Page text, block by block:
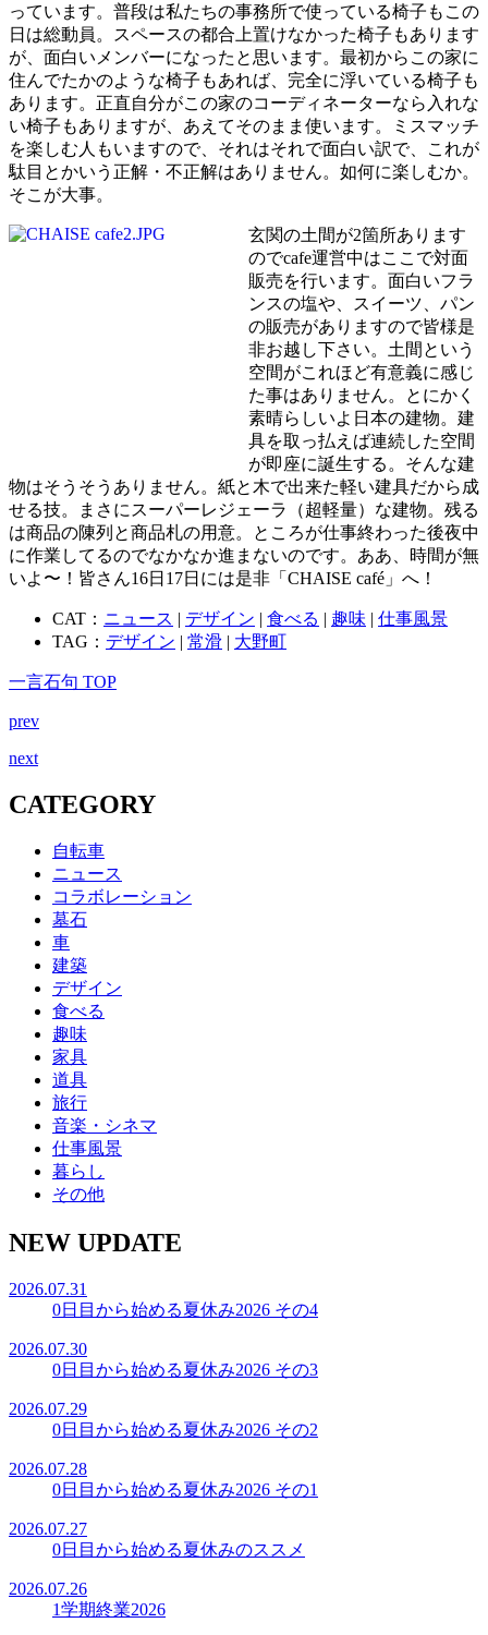
っています。普段は私たちの事務所で使っている椅子もこの
日は総動員。スペースの都合上置けなかった椅子もあります
が、面白いメンバーになったと思います。最初からこの家に
住んでたかのような椅子もあれば、完全に浮いている椅子も
あります。正直自分がこの家のコーディネーターなら入れな
い椅子もありますが、あえてそのまま使います。ミスマッチ
を楽しむ人もいますので、それはそれで面白い訳で、これが
駄目とかいう正解・不正解はありません。如何に楽しむか。
そこが大事。
玄関の土間が2箇所あります
のでcafe運営中はここで対面
販売を行います。面白いフラ
ンスの塩や、スイーツ、パン
の販売がありますので皆様是
非お越し下さい。土間という
空間がこれほど有意義に感じ
た事はありません。とにかく
素晴らしいよ日本の建物。建
具を取っ払えば連続した空間
が即座に誕生する。そんな建
物はそうそうありません。紙と木で出来た軽い建具だから成
せる技。まさにスーパーレジェーラ（超軽量）な建物。残る
は商品の陳列と商品札の用意。ところが仕事終わった後夜中
に作業してるのでなかなか進まないのです。ああ、時間が無
いよ〜！皆さん16日17日には是非「CHAISE café」へ！
CAT： ニュース | デザイン | 食べる | 趣味 | 仕事風景
TAG： デザイン | 常滑 | 大野町
一言石句 TOP
prev
next
CATEGORY
自転車
ニュース
コラボレーション
墓石
車
建築
デザイン
食べる
趣味
家具
道具
旅行
音楽・シネマ
仕事風景
暮らし
その他
NEW UPDATE
2026.07.31
0日目から始める夏休み2026 その4
2026.07.30
0日目から始める夏休み2026 その3
2026.07.29
0日目から始める夏休み2026 その2
2026.07.28
0日目から始める夏休み2026 その1
2026.07.27
0日目から始める夏休みのススメ
2026.07.26
1学期終業2026